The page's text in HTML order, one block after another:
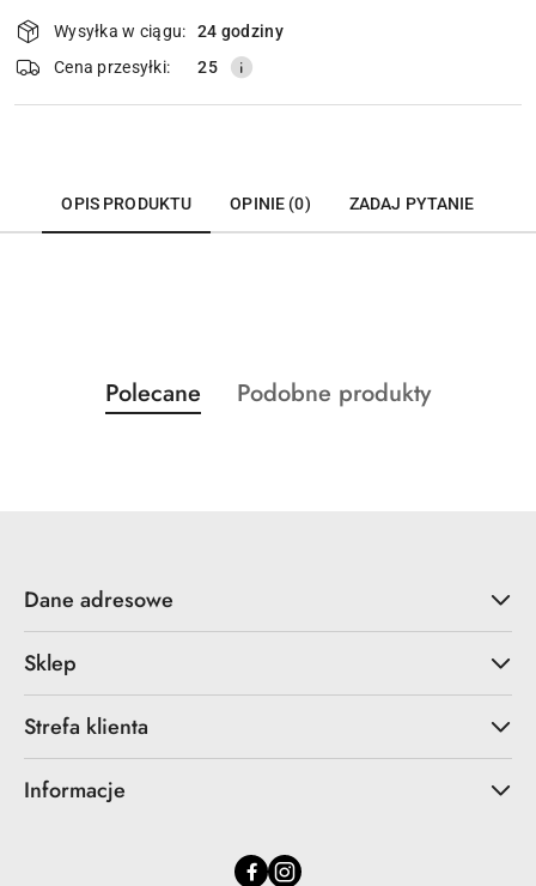
Dostępność
i
dostawa
Wysyłka w ciągu:
24 godziny
Cena przesyłki:
25
OPIS PRODUKTU OPINIE (0) ZADAJ PYTANIE
Pomiń karuzelę produktów
Produkty
o
Polecane
Produkty
Podobne produkty
Dane adresowe
Sklep
Strefa klienta
Informacje